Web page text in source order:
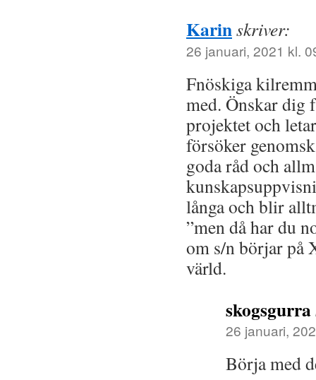
Karinskriver:
26 januari, 2021 kl.
Fnöskiga
med. Önskar dig
projektet och
försöker
goda råd och
långa och blir
”men då har du
om s/n börjar på
värld.
skogsgurra
26 januari,
Börja med